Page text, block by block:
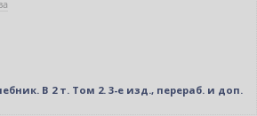
В 2 т. Том 2. 3-е изд., перераб. и доп.